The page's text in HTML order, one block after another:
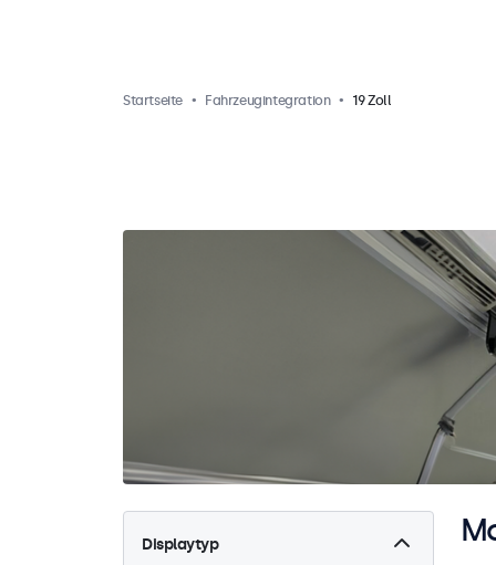
Startseite Fahrzeugintegration 19 Zoll
Displaytyp